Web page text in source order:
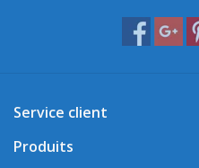
Service client
Produits